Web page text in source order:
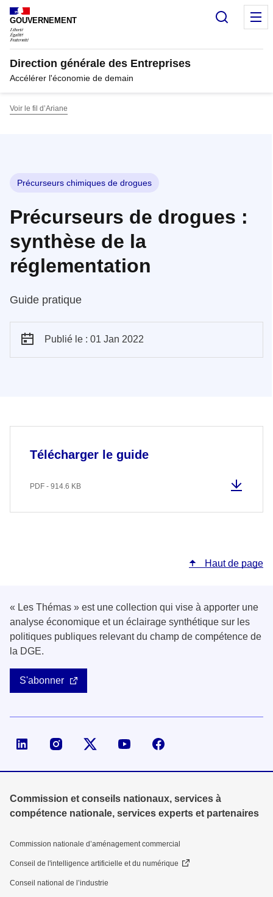
Panneau de gestion des cookies
GOUVERNEMENT
Direction générale des Entreprises
Accélérer l'économie de demain
Voir le fil d’Ariane
Précurseurs chimiques de drogues
Précurseurs de drogues :
synthèse de la
réglementation
Guide pratique
Publié le : 01 Jan 2022
Télécharger le guide
PDF - 914.6 KB
Haut de page
« Les Thémas » est une collection qui vise à apporter une
analyse économique et un éclairage synthétique sur les
politiques publiques relevant du champ de compétence de
la DGE.
S'abonner
Page LinkedIn de la DGECompte X (ex-Twitter) de la DGE
Commission et conseils nationaux, services à
compétence nationale, services experts et partenaires
Commission nationale d’aménagement commercial
Conseil de l'intelligence artificielle et du numérique
Conseil national de l’industrie